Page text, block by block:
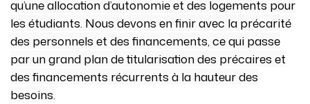
qu’une allocation d’autonomie et des logements pour
les étudiants. Nous devons en finir avec la précarité
des personnels et des financements, ce qui passe
par un grand plan de titularisation des précaires et
des financements récurrents à la hauteur des
besoins.